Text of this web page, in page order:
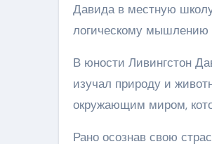
Давида в местную
логическому мышлению
В юности Ливингстон
изучал природу и
окружающим миром,
Рано осознав свою